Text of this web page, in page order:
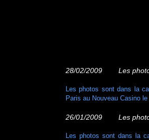
28/02/2009 Les photos
Les photos sont dans la
Paris au Nouveau Casino
26/01/2009 Les photos
Les photos sont dans la